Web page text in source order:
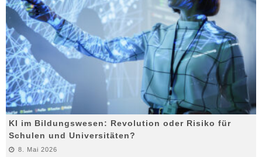
KI im Bildungswesen: Revolution oder Risiko für
Schulen und Universitäten?
8. Mai 2026